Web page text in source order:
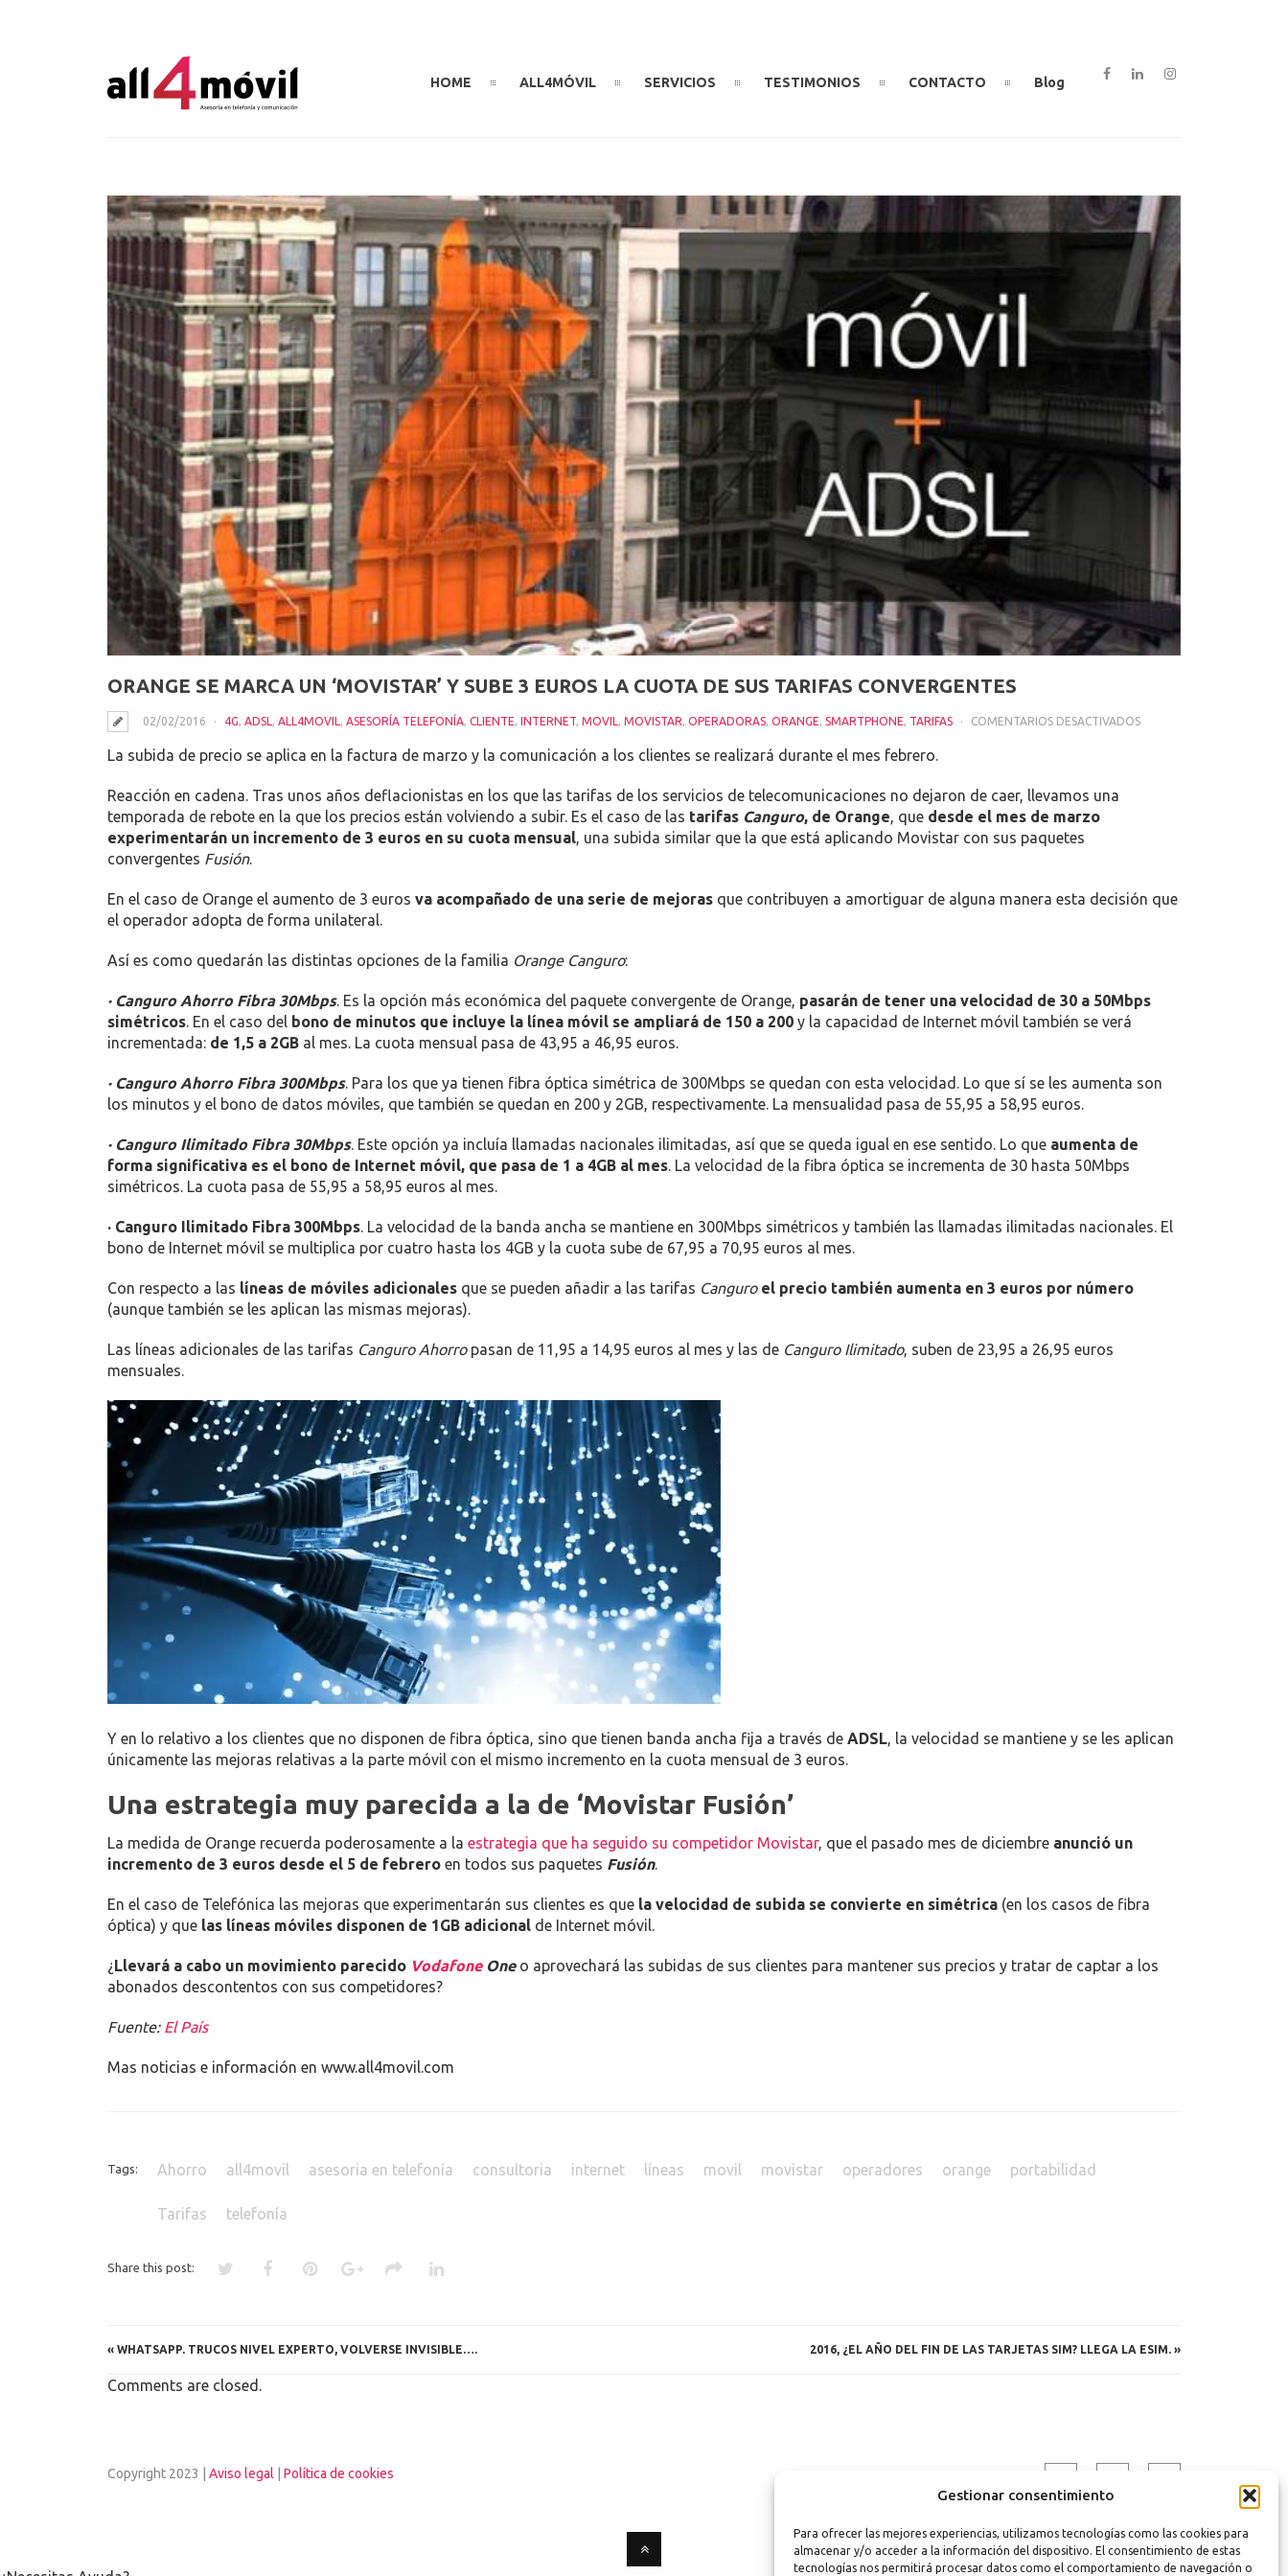
Gestionar consentimiento
Para ofrecer las mejores experiencias, utilizamos tecnologías como las cookies para
almacenar y/o acceder a la información del dispositivo. El consentimiento de estas
tecnologías nos permitirá procesar datos como el comportamiento de navegación o
HOME ALL4MÓVIL SERVICIOS TESTIMONIOS CONTACTO Blog
ORANGE SE MARCA UN ‘MOVISTAR’ Y SUBE 3 EUROS LA CUOTA DE SUS TARIFAS CONVERGENTES
02/02/2016 4G ADSL ALL4MOVIL ASESORÍA TELEFONÍA CLIENTE INTERNET MOVIL MOVISTAR OPERADORAS ORANGE SMARTPHONE TARIFAS COMENTARIOS DESACTIVADOSEN
EUROS
La subida de precio se aplica en la factura de marzo y la comunicación a los clientes se realizará durante el mes febrero.
Reacción en cadena. Tras unos años deflacionistas en los que las tarifas de los servicios de telecomunicaciones no dejaron de caer, llevamos una
temporada de rebote en la que los precios están volviendo a subir. Es el caso de las tarifas Canguro, de Orange , que desde el mes de marzo
experimentarán un incremento de 3 euros en su cuota mensual , una subida similar que la que está aplicando Movistar con sus paquetes
convergentes Fusión.
En el caso de Orange el aumento de 3 euros va acompañado de una serie de mejoras que contribuyen a amortiguar de alguna manera esta decisión que
el operador adopta de forma unilateral.
Así es como quedarán las distintas opciones de la familia Orange Canguro:
· Canguro Ahorro Fibra 30Mbps. Es la opción más económica del paquete convergente de Orange, pasarán de tener una velocidad de 30 a 50Mbps
simétricos . En el caso del bono de minutos que incluye la línea móvil se ampliará de 150 a 200 y la capacidad de Internet móvil también se verá
incrementada: de 1,5 a 2GB al mes. La cuota mensual pasa de 43,95 a 46,95 euros.
· Canguro Ahorro Fibra 300Mbps. Para los que ya tienen fibra óptica simétrica de 300Mbps se quedan con esta velocidad. Lo que sí se les aumenta son
los minutos y el bono de datos móviles, que también se quedan en 200 y 2GB, respectivamente. La mensualidad pasa de 55,95 a 58,95 euros.
· Canguro Ilimitado Fibra 30Mbps. Este opción ya incluía llamadas nacionales ilimitadas, así que se queda igual en ese sentido. Lo que aumenta de
forma significativa es el bono de Internet móvil, que pasa de 1 a 4GB al mes . La velocidad de la fibra óptica se incrementa de 30 hasta 50Mbps
simétricos. La cuota pasa de 55,95 a 58,95 euros al mes.
· Canguro Ilimitado Fibra 300Mbps . La velocidad de la banda ancha se mantiene en 300Mbps simétricos y también las llamadas ilimitadas nacionales. El
bono de Internet móvil se multiplica por cuatro hasta los 4GB y la cuota sube de 67,95 a 70,95 euros al mes.
Con respecto a las líneas de móviles adicionales que se pueden añadir a las tarifas Canguro el precio también aumenta en 3 euros por número
(aunque también se les aplican las mismas mejoras).
Las líneas adicionales de las tarifas Canguro Ahorropasan de 11,95 a 14,95 euros al mes y las de Canguro Ilimitado, suben de 23,95 a 26,95 euros
mensuales.
Y en lo relativo a los clientes que no disponen de fibra óptica, sino que tienen banda ancha fija a través de ADSL , la velocidad se mantiene y se les aplican
únicamente las mejoras relativas a la parte móvil con el mismo incremento en la cuota mensual de 3 euros.
Una estrategia muy parecida a la de ‘Movistar Fusión’
La medida de Orange recuerda poderosamente a la estrategia que ha seguido su competidor Movistar, que el pasado mes de diciembre anunció un
incremento de 3 euros desde el 5 de febrero en todos sus paquetes Fusión.
En el caso de Telefónica las mejoras que experimentarán sus clientes es que la velocidad de subida se convierte en simétrica (en los casos de fibra
óptica) y que las líneas móviles disponen de 1GB adicional de Internet móvil.
¿Llevará a cabo un movimiento parecido VodafoneOneo aprovechará las subidas de sus clientes para mantener sus precios y tratar de captar a los
abonados descontentos con sus competidores?
Fuente: El País
Mas noticias e información en www.all4movil.com
Tags: Ahorro all4movil asesoria en telefonía consultoria internet líneas movil movistar operadores orange portabilidad
Tarifas telefonía
Share this post:
« WHATSAPP. TRUCOS NIVEL EXPERTO, VOLVERSE INVISIBLE…. 2016, ¿EL AÑO DEL FIN DE LAS TARJETAS SIM? LLEGA LA ESIM. »
Comments are closed.
Copyright 2023 | Aviso legal | Política de cookies